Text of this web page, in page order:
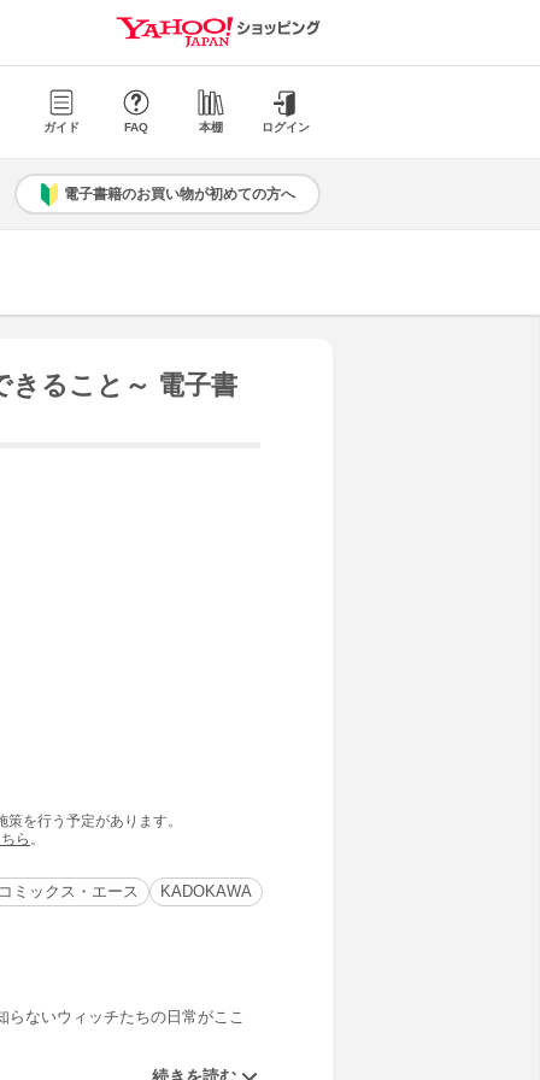
ガイド FAQ 本棚 ログイン
電子書籍のお買い物が初めての方へ
ること～ 電子書
を行う予定があります。
ら 。
ミックス・エース KADOKAWA
ないウィッチたちの日常がここ